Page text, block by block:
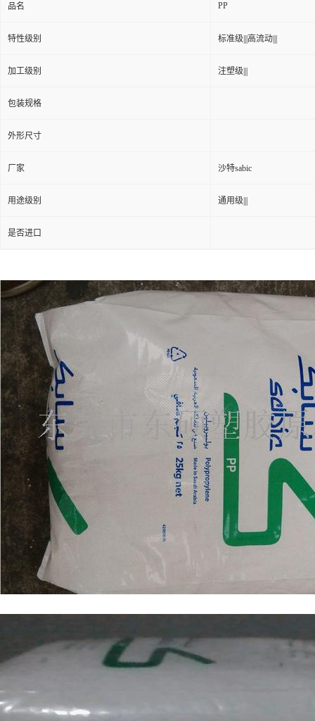
品名 PP
特性级别 标准级|||高流动|||
加工级别 注塑级|||
包装规格
外形尺寸
厂家 沙特sabic
用途级别 通用级|||
是否进口